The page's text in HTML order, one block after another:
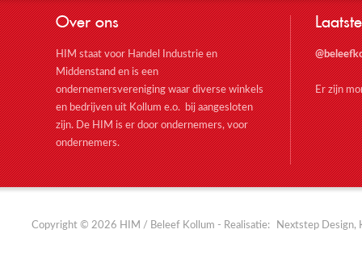
Over ons
HIM staat voor Handel Industrie en
Middenstand en is een
ondernemersvereniging waar diverse winkels
en bedrijven uit Kollum e.o. bij aangesloten
zijn. De HIM is er door ondernemers, voor
ondernemers.
Er zijn
Copyright © 2026 HIM / Beleef Kollum - Realisatie: Nextstep Design,